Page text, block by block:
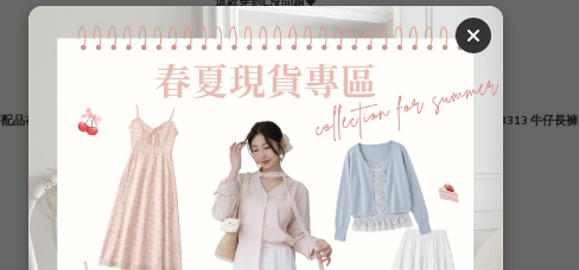
自帶仙女光澤感
加上捲邊跟皺皺的簡約小設計
下半身怎麼搭都不會NG
品在這裡⚠️ 🔍PA220281 A字長裙 / GJ332843 小香風短褲 / CL980381 開衩西裝短褲 / PA203313 牛仔長褲
--------
【顏色：白/黑/可可/杏】
【尺寸：單一尺寸】
【質料：棉/聚脂纖維】
【厚度：春夏款/⭐️⭐️⭐️一般】